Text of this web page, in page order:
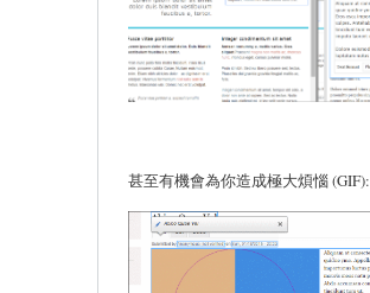
甚至有機會為你造成極大煩惱 (GIF):